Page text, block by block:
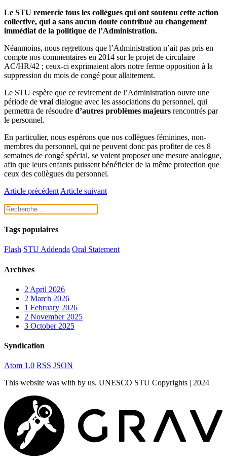
Le STU remercie tous les collègues qui ont soutenu cette action
collective, qui a sans aucun doute contribué au changement
immédiat de la politique de l’Administration.
Néanmoins, nous regrettons que l’Administration n’ait pas pris en
compte nos commentaires en 2014 sur le projet de circulaire
AC/HR/42 ; ceux-ci exprimaient alors notre ferme opposition à la
suppression du mois de congé pour allaitement.
Le STU espère que ce revirement de l’Administration ouvre une
période de vrai dialogue avec les associations du personnel, qui
permettra de résoudre d’autres problèmes majeurs rencontrés par
le personnel.
En particulier, nous espérons que nos collègues féminines, non-
membres du personnel, qui ne peuvent donc pas profiter de ces 8
semaines de congé spécial, se voient proposer une mesure analogue,
afin que leurs enfants puissent bénéficier de la même protection que
ceux des collègues du personnel.
Article précédent Article suivant
Tags populaires
Flash STU Addenda Oral Statement
Archives
2 April 2026
2 March 2026
1 February 2026
2 November 2025
3 October 2025
Syndication
Atom 1.0 RSS JSON
This website was with by us. UNESCO STU Copyrights | 2024